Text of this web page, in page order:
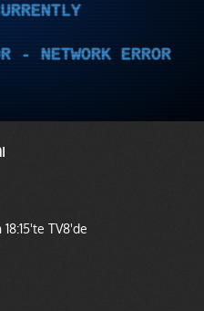
- NETWORK ERROR
TV8'de